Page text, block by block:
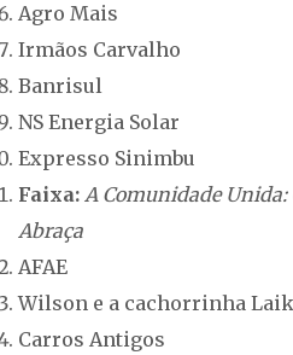
Agro Mais
Irmãos Carvalho
Banrisul
NS Energia Solar
Expresso Sinimbu
Faixa: A Comunidade Unida:
Abraça
AFAE
Wilson e a cachorrinha
Carros Antigos